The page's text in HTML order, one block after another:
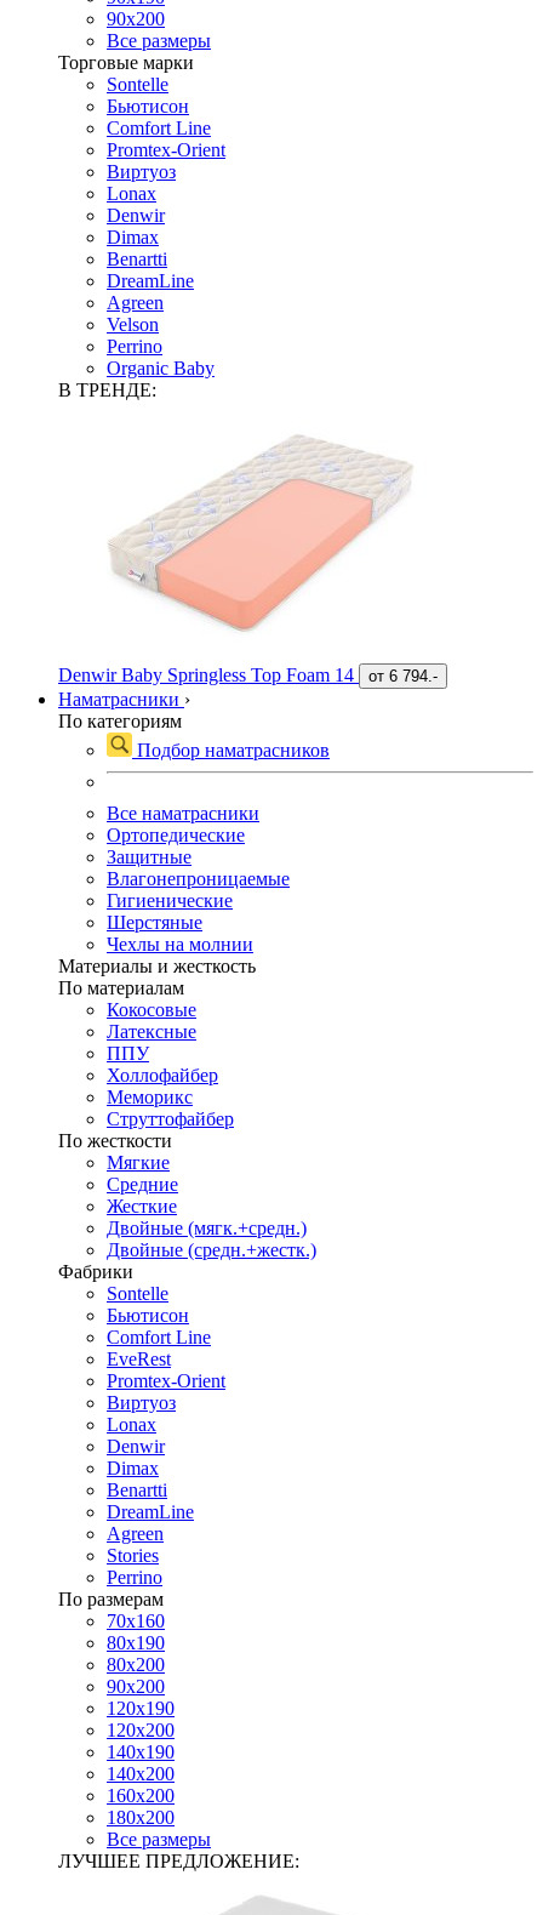
90х200
Все размеры
Торговые марки
Sontelle
Бьютисон
Comfort Line
Promtex-Orient
Виртуоз
Lonax
Denwir
Dimax
Benartti
DreamLine
Agreen
Velson
Perrino
Organic Baby
В ТРЕНДЕ:
Denwir Baby Springless Top Foam 14 от 6 794.-
Наматрасники ›
По категориям
Подбор наматрасников
Все наматрасники
Ортопедические
Защитные
Влагонепроницаемые
Гигиенические
Шерстяные
Чехлы на молнии
Материалы и жесткость
По материалам
Кокосовые
Латексные
ППУ
Холлофайбер
Меморикс
Струттофайбер
По жесткости
Мягкие
Средние
Жесткие
Двойные (мягк.+средн.)
Двойные (средн.+жестк.)
Фабрики
Sontelle
Бьютисон
Comfort Line
EveRest
Promtex-Orient
Виртуоз
Lonax
Denwir
Dimax
Benartti
DreamLine
Agreen
Stories
Perrino
По размерам
70х160
80х190
80х200
90х200
120х190
120х200
140х190
140х200
160х200
180х200
Все размеры
ЛУЧШЕЕ ПРЕДЛОЖЕНИЕ: